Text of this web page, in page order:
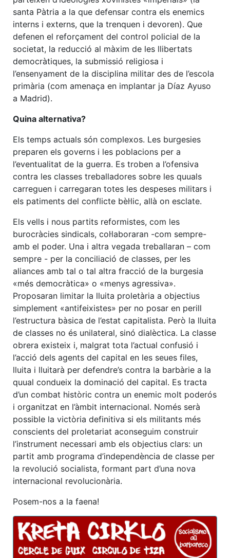
santa Pàtria a la que defensar contra els enemics
interns i externs, que la trenquen i devoren). Que
defenen el reforçament del control policial de la
societat, la reducció al màxim de les llibertats
democràtiques, la submissió religiosa i
l’ensenyament de la disciplina militar des de l’escola
primària (com amenaça en implantar ja Díaz Ayuso
a Madrid).
Quina alternativa?
Els temps actuals són complexos. Les burgesies
preparen els governs i les poblacions per a
l’eventualitat de la guerra. Es troben a l’ofensiva
contra les classes treballadores sobre les quuals
carreguen i carregaran totes les despeses militars i
els patiments del conflicte bèl·lic, allà on esclate.
Els vells i nous partits reformistes, com les
burocràcies sindicals, col·laboraran -com sempre-
amb el poder. Una i altra vegada treballaran – com
sempre - per la conciliació de classes, per les
aliances amb tal o tal altra fracció de la burgesia
«més democràtica» o «menys agressiva».
Proposaran limitar la lluita proletària a objectius
simplement «antifeixistes» per no posar en perill
l’estructura bàsica de l’estat capitalista. Però la lluita
de classes no és unilateral, sinó dialèctica. La classe
obrera existeix i, malgrat tota l’actual confusió i
l’acció dels agents del capital en les seues files,
lluita i lluitarà per defendre’s contra la barbàrie a la
quual condueix la dominació del capital. Es tracta
d’un combat històric contra un enemic molt poderós
i organitzat en l’àmbit internacional. Només serà
possible la victòria definitiva si els militants més
conscients del proletariat aconseguim construir
l’instrument necessari amb els objectius clars: un
partit amb programa d’independència de classe per
la revolució socialista, formant part d’una nova
internacional revolucionària.
Posem-nos a la faena!